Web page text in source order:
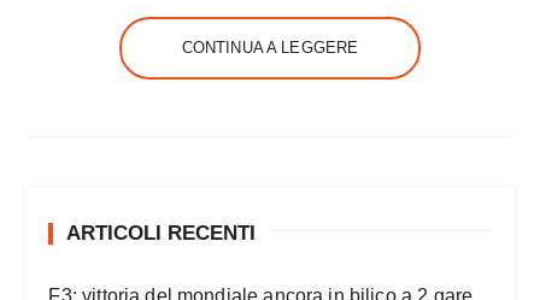
CONTINUA A LEGGERE
ARTICOLI RECENTI
F3: vittoria del mondiale ancora in bilico a 2 gare